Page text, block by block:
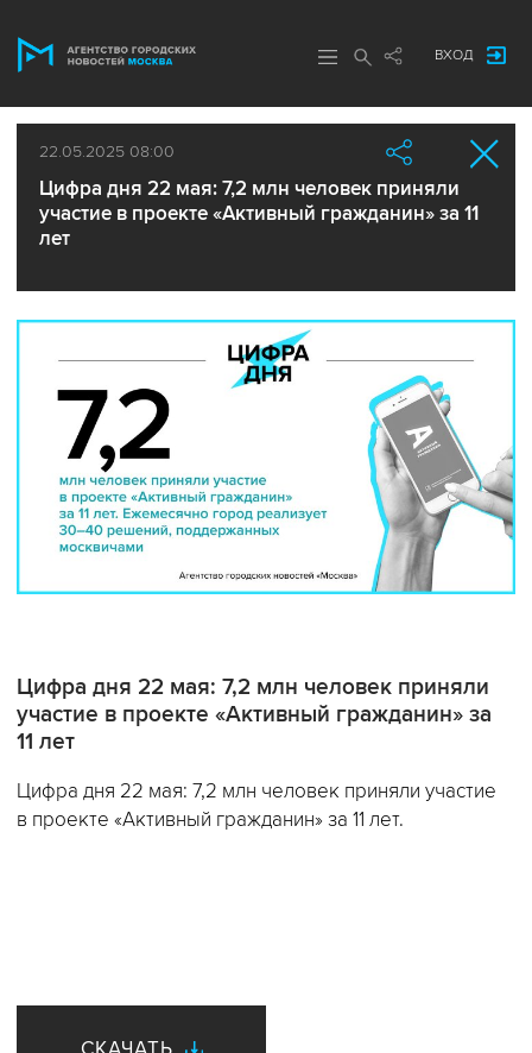
ВХОД
22.05.2025 08:00
Цифра дня 22 мая: 7,2 млн человек приняли
участие в проекте «Активный гражданин» за 11
лет
Цифра дня 22 мая: 7,2 млн человек приняли
участие в проекте «Активный гражданин» за
11 лет
Цифра дня 22 мая: 7,2 млн человек приняли участие
в проекте «Активный гражданин» за 11 лет.